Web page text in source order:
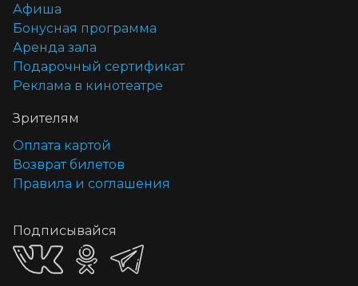
Афиша
Бонусная программа
Аренда зала
Подарочный сертификат
Реклама в кинотеатре
Зрителям
Оплата картой
Возврат билетов
Правила и соглашения
Подписывайся